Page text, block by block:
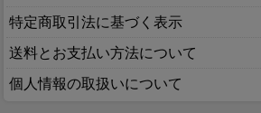
特定商取引法に基づく表示
送料とお支払い方法について
個人情報の取扱いについて